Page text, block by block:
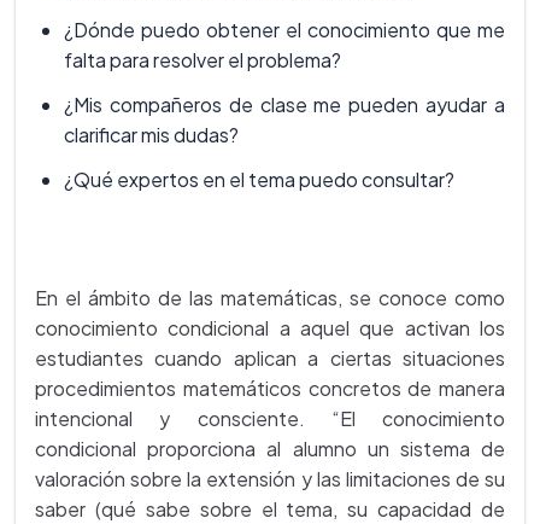
¿Dónde puedo obtener el conocimiento que me
falta para resolver el problema?
¿Mis compañeros de clase me pueden ayudar a
clarificar mis dudas?
¿Qué expertos en el tema puedo consultar?
En el ámbito de las matemáticas, se conoce como
conocimiento condicional a aquel que activan los
estudiantes cuando aplican a ciertas situaciones
procedimientos matemáticos concretos de manera
intencional y consciente. “El conocimiento
condicional proporciona al alumno un sistema de
valoración sobre la extensión y las limitaciones de su
saber (qué sabe sobre el tema, su capacidad de